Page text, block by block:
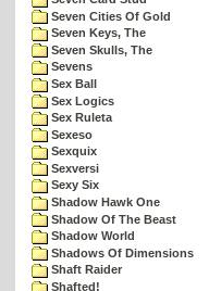
Seven Cities Of Gold
Seven Keys, The
Seven Skulls, The
Sevens
Sex Ball
Sex Logics
Sex Ruleta
Sexeso
Sexquix
Sexversi
Sexy Six
Shadow Hawk One
Shadow Of The Beast
Shadow World
Shadows Of Dimensions
Shaft Raider
Shafted!